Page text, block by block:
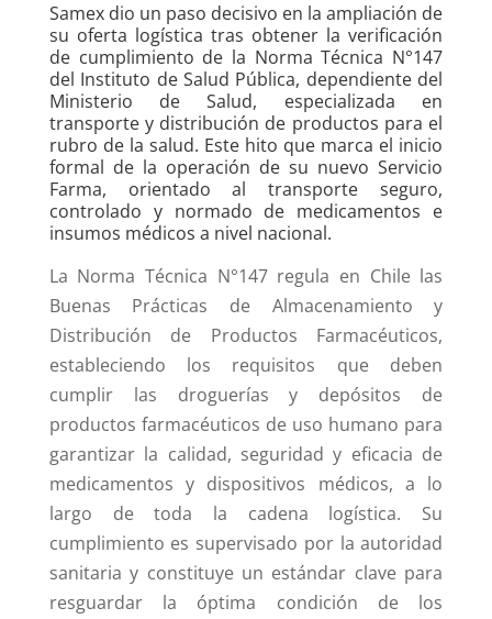
Samex dio un paso decisivo en la ampliación de
su oferta logística tras obtener la verificación
de cumplimiento de la Norma Técnica N°147
del Instituto de Salud Pública, dependiente del
Ministerio de Salud, especializada en
transporte y distribución de productos para el
rubro de la salud. Este hito que marca el inicio
formal de la operación de su nuevo Servicio
Farma, orientado al transporte seguro,
controlado y normado de medicamentos e
insumos médicos a nivel nacional.
La Norma Técnica N°147 regula en Chile las
Buenas Prácticas de Almacenamiento y
Distribución de Productos Farmacéuticos,
estableciendo los requisitos que deben
cumplir las droguerías y depósitos de
productos farmacéuticos de uso humano para
garantizar la calidad, seguridad y eficacia de
medicamentos y dispositivos médicos, a lo
largo de toda la cadena logística. Su
cumplimiento es supervisado por la autoridad
sanitaria y constituye un estándar clave para
resguardar la óptima condición de los